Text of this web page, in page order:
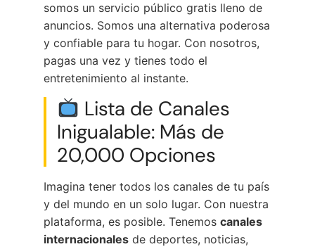
somos un servicio público gratis lleno de
anuncios. Somos una alternativa poderosa
y confiable para tu hogar. Con nosotros,
pagas una vez y tienes todo el
entretenimiento al instante.
Lista de Canales
Inigualable: Más de
20,000 Opciones
Imagina tener todos los canales de tu país
y del mundo en un solo lugar. Con nuestra
plataforma, es posible. Tenemoscanales
internacionales de deportes, noticias,